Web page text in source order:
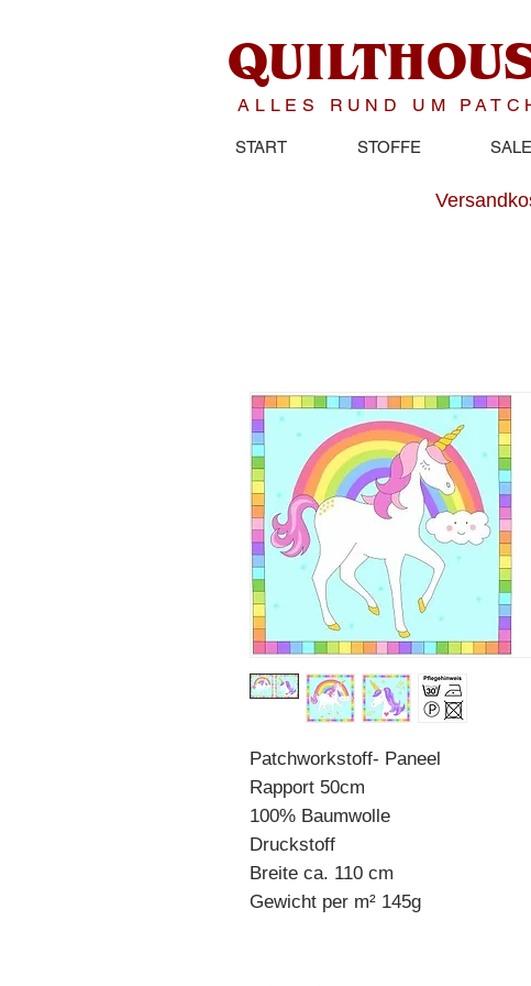
ALLES RUND UM
START STOFFE SALE
Patchworkstoff- Paneel
Rapport 50cm
100% Baumwolle
Druckstoff
Breite ca. 110 cm
Gewicht per m² 145g